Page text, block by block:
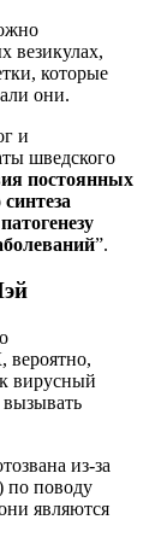
везикулах,
которые
они.
и
шведского
постоянных
”.
вероятно,
вирусный
вызывать
из-за
по поводу
являются